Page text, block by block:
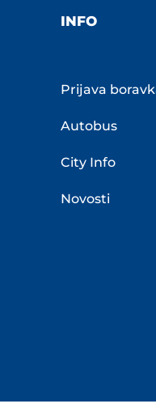
INFO
Prijava
Autobus
City Info
Novosti